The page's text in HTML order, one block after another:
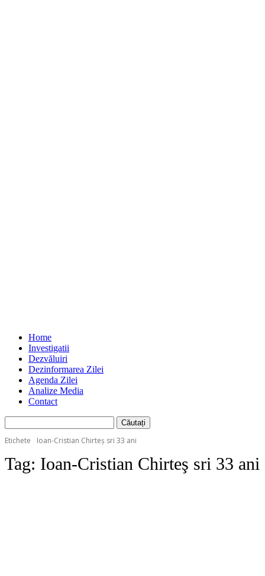
Home
Investigatii
Dezvăluiri
Dezinformarea Zilei
Agenda Zilei
Analize Media
Contact
Etichete Ioan-Cristian Chirteş sri 33 ani
Tag: Ioan-Cristian Chirteş sri 33 ani